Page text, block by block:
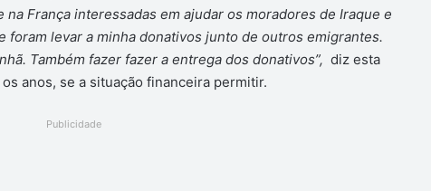
França interessadas em ajudar os moradores de Iraque e
foram levar a minha donativos junto de outros emigrantes.
Também fazer fazer a entrega dos donativos”, diz esta
anos, se a situação financeira permitir.
Publicidade